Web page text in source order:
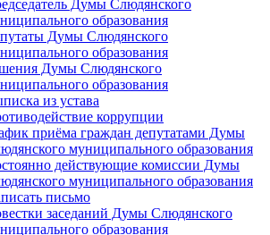
Думы Слюдянского
образования
Думы Слюдянского
образования
Думы Слюдянского
образования
из устава
коррупции
приёма граждан депутатами Думы
муниципального образования
действующие комиссии Думы
муниципального образования
письмо
заседаний Думы Слюдянского
образования